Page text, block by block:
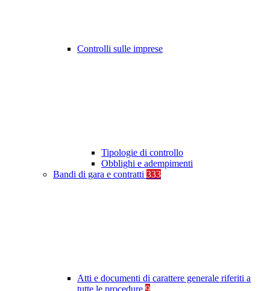
Controlli sulle imprese
Tipologie di controllo
Obblighi e adempimenti
Bandi di gara e contratti 333
Atti e documenti di carattere generale riferiti a